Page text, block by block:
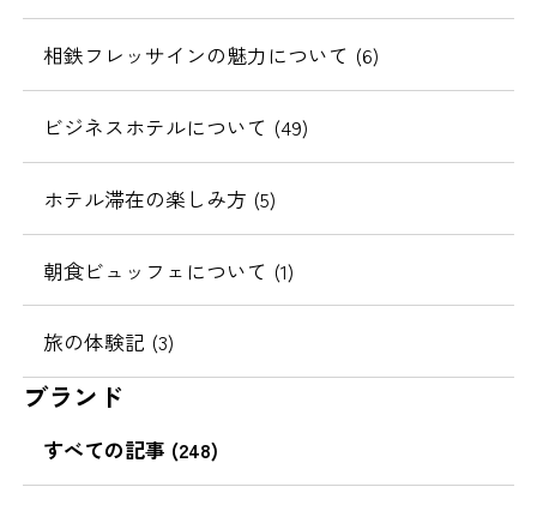
相鉄フレッサインの魅力について (6)
ビジネスホテルについて (49)
ホテル滞在の楽しみ方 (5)
朝食ビュッフェについて (1)
旅の体験記 (3)
ブランド
すべての記事 (248)